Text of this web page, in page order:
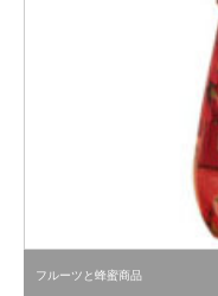
フルーツと蜂蜜商品